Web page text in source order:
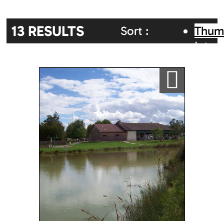
13 RESULTS
Sort :
Ajouter a ma sélection